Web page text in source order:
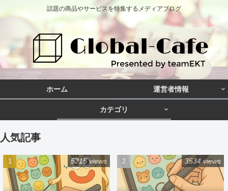
話題の商品やサービスを特集するメディアブログ
ホーム 運営者情報
カテゴリ
人気記事
5215 views 3534 views